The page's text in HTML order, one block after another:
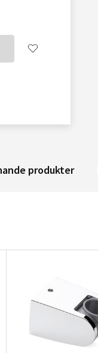
produkter